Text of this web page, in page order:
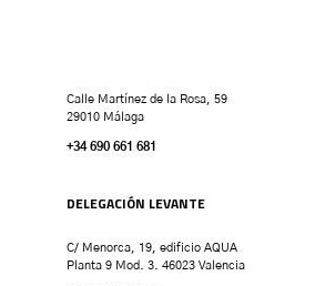
Calle Martínez de la Rosa, 59
29010 Málaga
+34 690 661 681
DELEGACIÓN LEVANTE
C/ Menorca, 19, edificio AQUA
Planta 9 Mod. 3. 46023 Valencia